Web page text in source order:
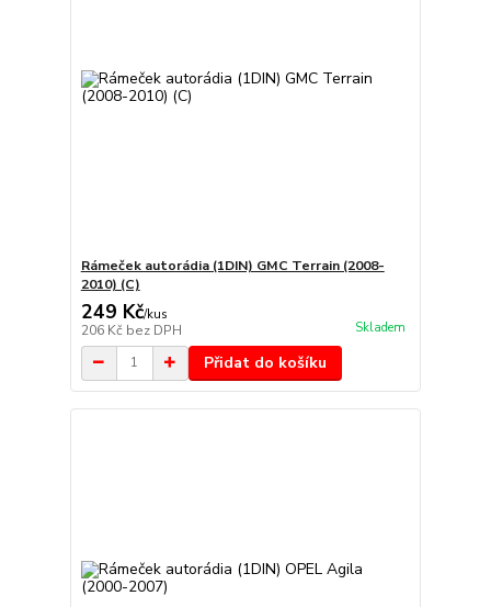
Rámeček autorádia (1DIN) GMC Terrain (2008-
2010) (C)
249 Kč/kus
206 Kč bez DPH Skladem
Přidat do košíku